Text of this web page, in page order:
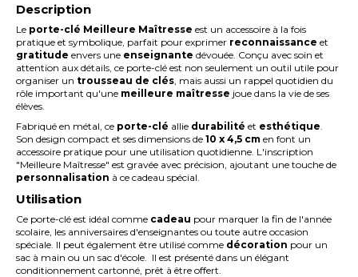
Description
Le porte-clé Meilleure Maîtresse est un accessoire à la fois
pratique et symbolique, parfait pour exprimer reconnaissance et
gratitude envers une enseignante dévouée. Conçu avec soin et
attention aux détails, ce porte-clé est non seulement un outil utile pour
organiser un trousseau de clés , mais aussi un rappel quotidien du
rôle important qu'une meilleure maîtresse joue dans la vie de ses
élèves.
Fabriqué en métal, ce porte-clé allie durabilité et esthétique.
Son design compact et ses dimensions de10 x 4,5 cm en font un
accessoire pratique pour une utilisation quotidienne. L'inscription
"Meilleure Maîtresse" est gravée avec précision, ajoutant une touche de
personnalisation à ce cadeau spécial.
Utilisation
Ce porte-clé est idéal comme cadeau pour marquer la fin de l'année
scolaire, les anniversaires d'enseignantes ou toute autre occasion
spéciale. Il peut également être utilisé comme décoration pour un
sac à main ou un sac d'école. Il est présenté dans un élégant
conditionnement cartonné, prêt à être offert.